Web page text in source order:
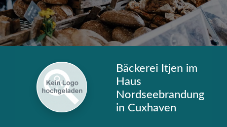
Bäckerei Itjen im
Haus
Nordseebrandung
in Cuxhaven